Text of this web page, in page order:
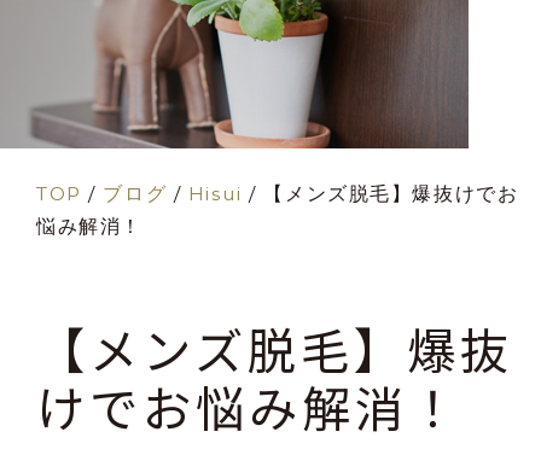
TOP / ブログ / Hisui /
【メンズ脱毛】爆抜けでお
悩み解消！
【メンズ脱毛】爆抜
けでお悩み解消！